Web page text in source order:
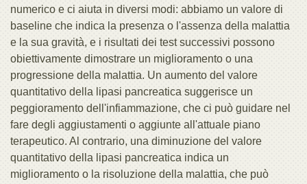
numerico e ci aiuta in diversi modi: abbiamo un valore di
baseline che indica la presenza o l'assenza della malattia
e la sua gravità, e i risultati dei test successivi possono
obiettivamente dimostrare un miglioramento o una
progressione della malattia. Un aumento del valore
quantitativo della lipasi pancreatica suggerisce un
peggioramento dell'infiammazione, che ci può guidare nel
fare degli aggiustamenti o aggiunte all'attuale piano
terapeutico. Al contrario, una diminuzione del valore
quantitativo della lipasi pancreatica indica un
miglioramento o la risoluzione della malattia, che può